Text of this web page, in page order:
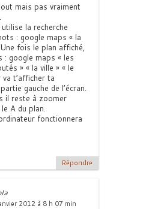
mais pas vraiment
la recherche
: google maps « la
fois le plan affiché,
google maps « les
» « la ville » « le
t’afficher ta
gauche de l’écran.
il reste à zoomer
A du plan.
fonctionnera
Répondre
2012 à 8 h 07 min